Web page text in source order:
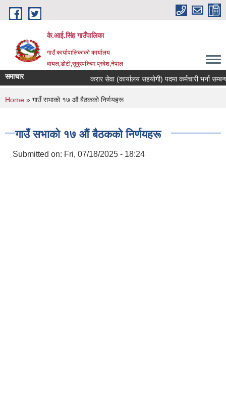
Skip to main content
के.आई.सिंह गाउँपालिका
गाउँ कार्यापालिकाकाे कार्यालय
वायल,डोटी,सुदुरपश्चिम प्रदेश,नेपाल
समाचार करार सेवा (कार्यालय सहयोगी) पदमा कर्मचारी भर्ना
You are here
Home » गाउँ सभाको १७ औं बैठकको निर्णयहरू
गाउँ सभाको १७ औं बैठकको निर्णयहरू
Submitted on: Fri, 07/18/2025 - 18:24